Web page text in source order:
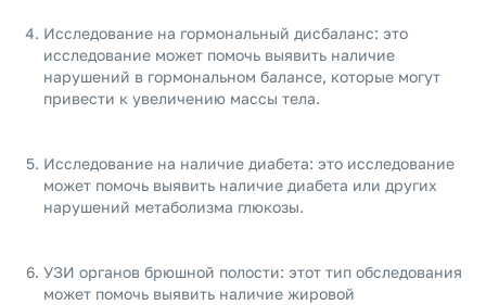
Исследование на гормональный дисбаланс: это
исследование может помочь выявить наличие
нарушений в гормональном балансе, которые могут
привести к увеличению массы тела.
Исследование на наличие диабета: это исследование
может помочь выявить наличие диабета или других
нарушений метаболизма глюкозы.
УЗИ органов брюшной полости: этот тип обследования
может помочь выявить наличие жировой